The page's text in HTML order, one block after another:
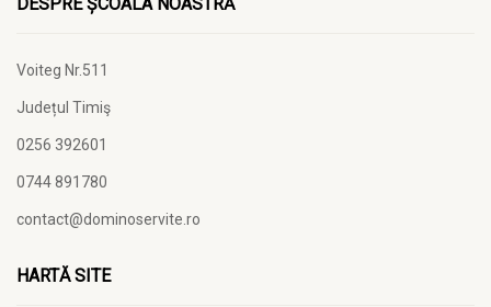
Voiteg Nr.511
Județul Timiş
0256 392601
0744 891780
contact@dominoservite.ro
HARTĂ SITE